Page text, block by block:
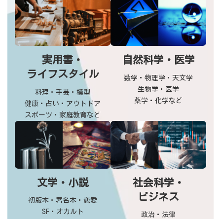
実用書・
ライフスタイル
料理・手芸・模型
健康・占い・アウトドア
スポーツ・家庭教育など
自然科学・医学
数学・物理学・天文学
生物学・医学
薬学・化学など
文学・小説
初版本・署名本・恋愛
SF・オカルト
社会科学・
ビジネス
政治・法律